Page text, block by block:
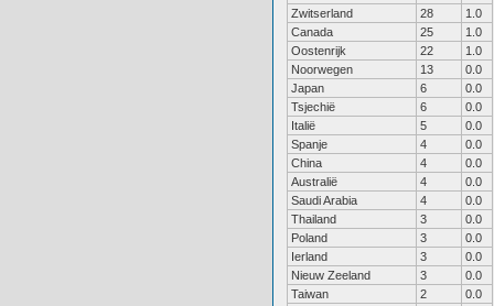
Zwitserland
28
1.0
Canada
25
1.0
Oostenrijk
22
1.0
Noorwegen
13
0.0
Japan
6
0.0
Tsjechië
6
0.0
Italië
5
0.0
Spanje
4
0.0
China
4
0.0
Australië
4
0.0
Saudi Arabia
4
0.0
Thailand
3
0.0
Poland
3
0.0
Ierland
3
0.0
Nieuw Zeeland
3
0.0
Taiwan
2
0.0